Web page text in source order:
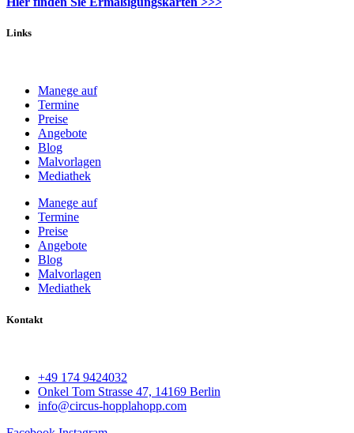
Links
Manege auf
Termine
Preise
Angebote
Blog
Malvorlagen
Mediathek
Manege auf
Termine
Preise
Angebote
Blog
Malvorlagen
Mediathek
Kontakt
+49 174 9424032
Onkel Tom Strasse 47, 14169 Berlin
info@circus-hopplahopp.com